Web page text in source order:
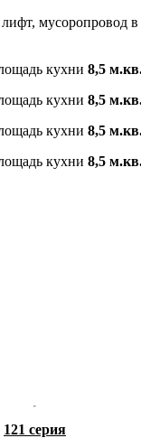
мусоропровод в
кухни 8,5
кухни 8,5
кухни 8,5
кухни 8,5
121 серия